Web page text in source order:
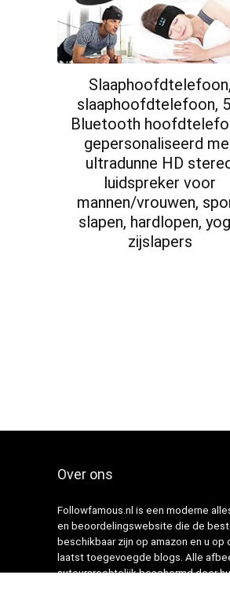
Slaaphoofdtelefoon,
slaaphoofdtelefoon,
Bluetooth
gepersonaliseerd
ultradunne HD
luidspreker voor
mannen/vrouwen,
slapen, hardlopen,
zijslapers
Over ons
Followfamous.nl is een moderne
en beoordelingswebsite die de
beschikbaar zijn op amazon en u
laatst toegevoegde blogs. Alle
auteursrechtelijk beschermd door